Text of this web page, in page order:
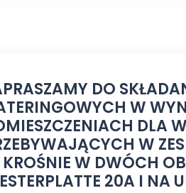
DO
W
DLA
W
W DWÓCH
20A I NA